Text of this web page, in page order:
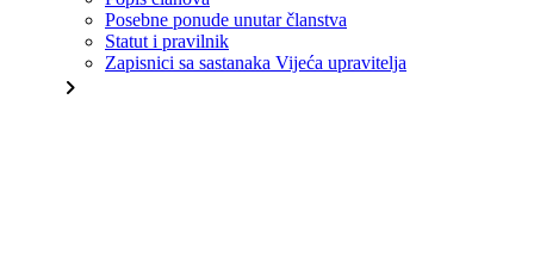
Posebne ponude unutar članstva
Statut i pravilnik
Zapisnici sa sastanaka Vijeća upravitelja
chevron_right